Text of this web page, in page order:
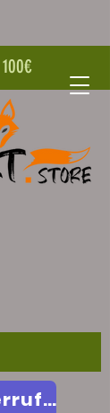
Vetrag widerrufen